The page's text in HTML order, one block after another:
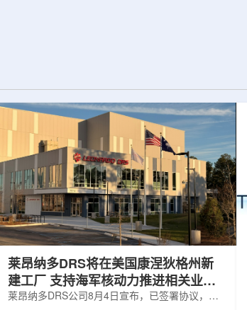
莱昂纳多DRS将在美国康涅狄格州新
建工厂 支持海军核动力推进相关业务
增长
莱昂纳多DRS公司8月4日宣布，已签署协议，将